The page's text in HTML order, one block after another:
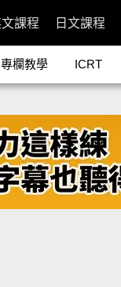
課程 日文課程
專欄教學 ICRT